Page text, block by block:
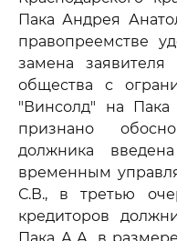
Пака Андрея
правопреемстве
замена
общества с
"Винсолд" на
признано
должника
временным
С.В., в третью
кредиторов